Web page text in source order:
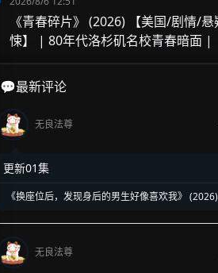
《青春碎片》 (2026) 【美国/剧情/
悚】 | 80年代洛杉矶名校青春暗面 |
💬最新评论
无良法尊
更新01集
《换座位后，发现身后的男生好像喜欢我》
座位引发的直球高甜校园BL
无良法尊